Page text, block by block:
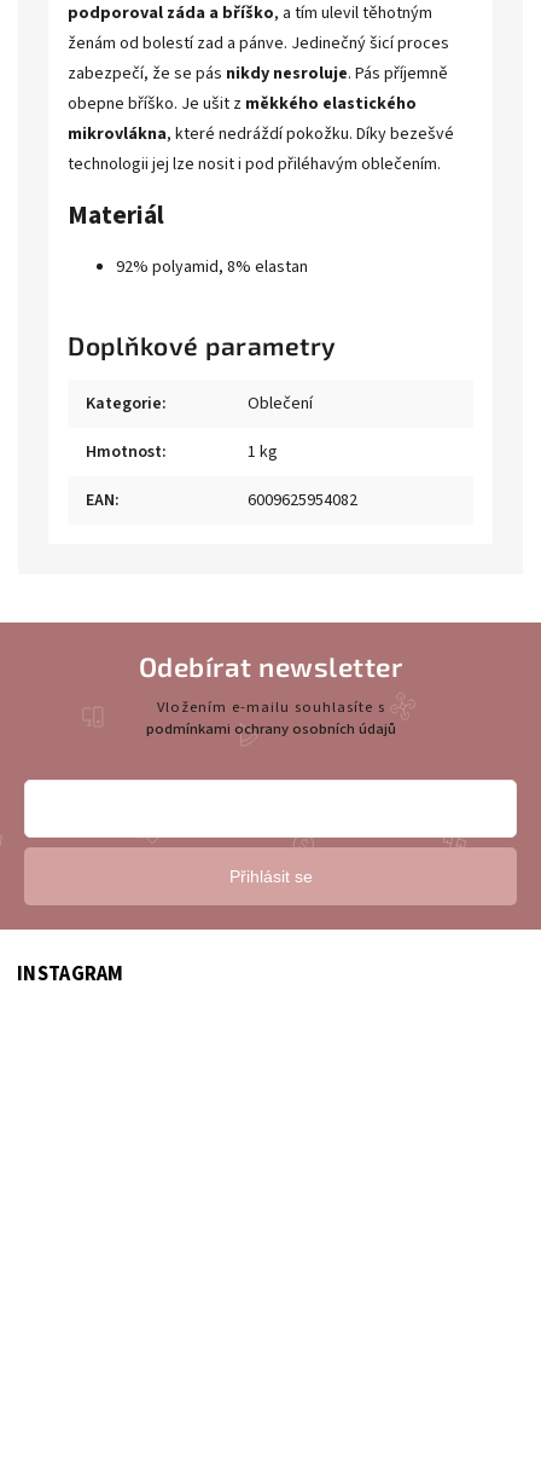
podporoval záda a bříško, a tím ulevil těhotným
ženám od bolestí zad a pánve. Jedinečný šicí proces
zabezpečí, že se pás nikdy nesroluje. Pás příjemně
obepne bříško. Je ušit z měkkého elastického
mikrovlákna, které nedráždí pokožku. Díky bezešvé
technologii jej lze nosit i pod přiléhavým oblečením.
Materiál
92% polyamid, 8% elastan
Doplňkové parametry
Kategorie:
Oblečení
Hmotnost:
1 kg
EAN: 6009625954082
INSTAGRAM
Odebírat newsletter
Vložením e-mailu souhlasíte s
podmínkami ochrany osobních údajů
Přihlásit se